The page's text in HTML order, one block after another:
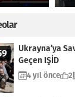
Ukrayna’ya
Geçen IŞİD
4 yıl önce 2